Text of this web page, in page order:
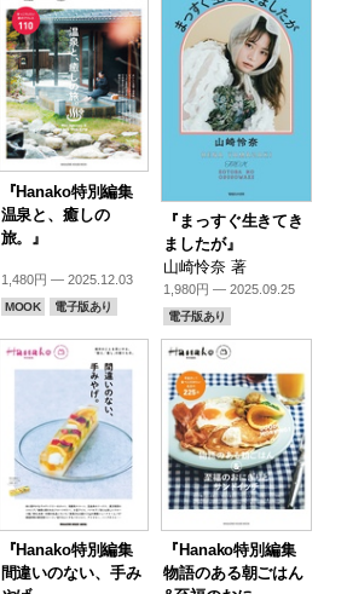
『Hanako特別編集
温泉と、癒しの
旅。』
1,480円 — 2025.12.03
MOOK 電子版あり
『まっすぐ生きてき
ましたが』
山崎怜奈 著
1,980円 — 2025.09.25
電子版あり
『Hanako特別編集
間違いのない、手み
『Hanako特別編集
物語のある朝ごはん